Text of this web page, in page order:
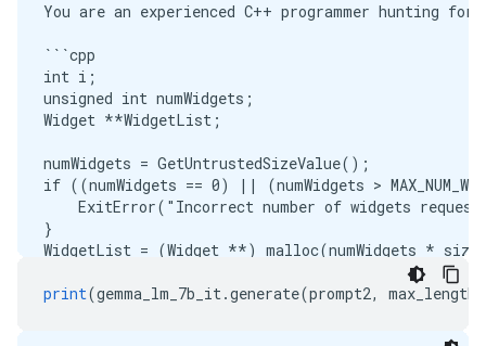
You are an experienced C++ programmer hunting
```cpp
int i;
unsigned int numWidgets;
Widget **WidgetList;
numWidgets = GetUntrustedSizeValue();
if ((numWidgets == 0) || (numWidgets >
ExitError("Incorrect number of widgets
}
WidgetList = (Widget **) malloc(numWidgets *
", WidgetList);
print(gemma_lm_7b_it.generate(prompt2, max_length